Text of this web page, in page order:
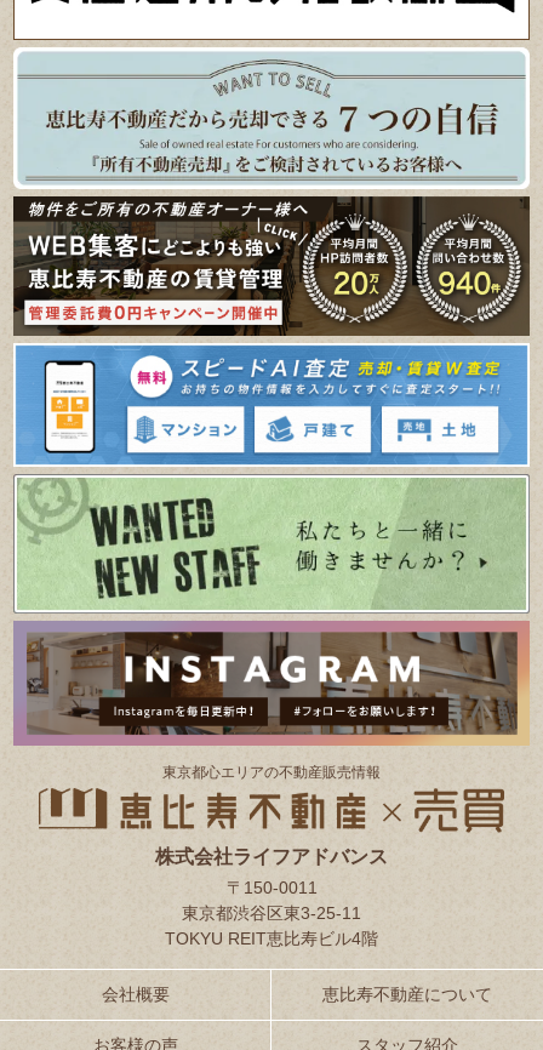
東京都⼼エリアの不動産販売情報
株式会社ライフアドバンス
〒150-0011
東京都渋谷区東3-25-11
TOKYU REIT恵比寿ビル4階
会社概要 恵比寿不動産について
お客様の声 スタッフ紹介